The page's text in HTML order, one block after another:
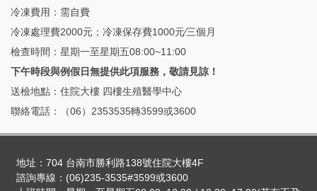
冷凍費用：需自費
冷凍處理費2000元；冷凍保存費1000元∕三個月
檢查時間：星期一至星期五08:00~11:00
下午時段與例假日無提供此項服務，敬請見諒！
送檢地點：住院大樓 四樓生殖醫學中心
聯絡電話：（06）2353535轉3599或3600
地址：704 台南市勝利路138號住院大樓4F
諮詢專線：(06)235-3535#3599或3600